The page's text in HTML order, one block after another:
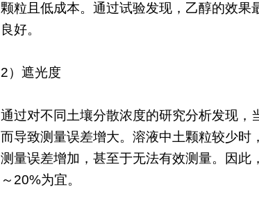
颗粒且低成本。通过试验发现，乙醇的效
良好。
2）遮光度
通过对不同土壤分散浓度的研究分析发现
而导致测量误差增大。溶液中土颗粒较少
测量误差增加，甚至于无法有效测量。因
～20%为宜。